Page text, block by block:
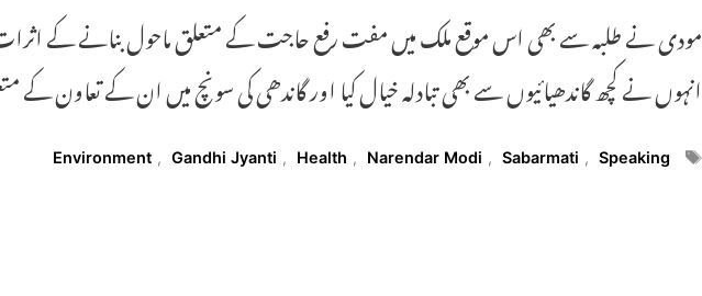
مودی نے طلبہ سے بھی اس موقع ملک میں مفت رفع حاجت کے متعلق ماحول بنانے کے
انہوں نے کچھ گاندھیائیوں سے بھی تبادلہ خیال کیا اور گاندھی کی سونچ میں ان کے تعاون کے
Tags
Environment , Gandhi Jyanti , Health , Narendar Modi , Sabarmati , Speaking